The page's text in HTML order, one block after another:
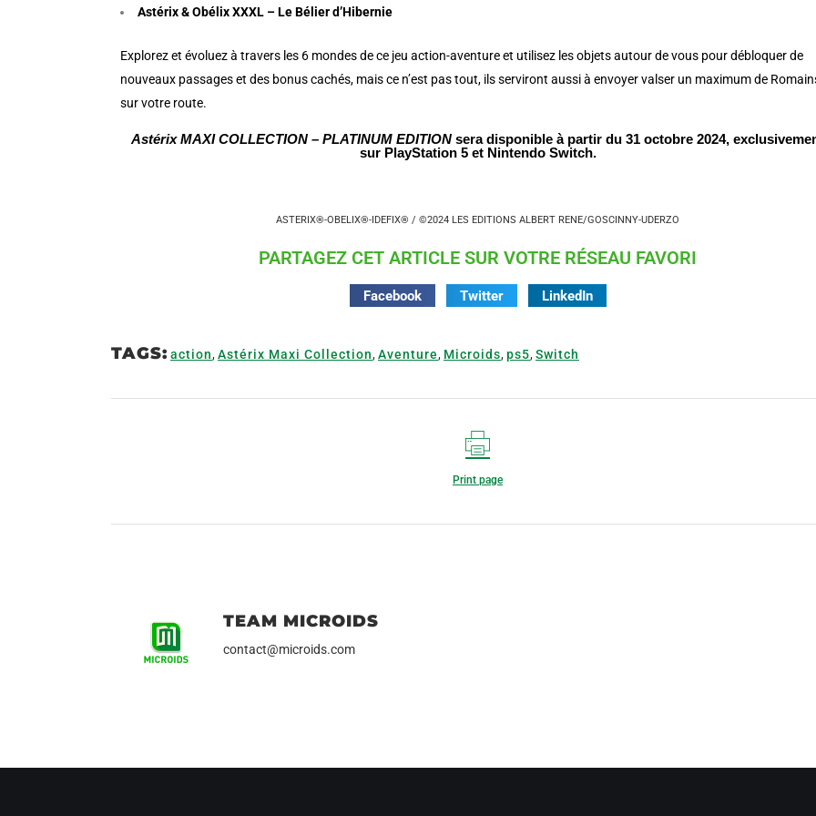
Astérix & Obélix XXXL – Le Bélier d’Hibernie
Explorez et évoluez à travers les 6 mondes de ce jeu action-aventure et utilisez les objets autour de vous pour débloquer de
nouveaux passages et des bonus cachés, mais ce n’est pas tout, ils serviront aussi à envoyer valser un maximum de
sur votre route.
Astérix MAXI COLLECTION – PLATINUM EDITION sera disponible à partir du 31 octobre 2024,
sur PlayStation 5 et Nintendo Switch.
ASTERIX®-OBELIX®-IDEFIX® / ©2024 LES EDITIONS ALBERT RENE/GOSCINNY-UDERZO
PARTAGEZ CET ARTICLE SUR VOTRE RÉSEAU FAVORI
Facebook Twitter LinkedIn
TAGS: action, Astérix Maxi Collection, Aventure, Microids, ps5, Switch
Print page
TEAM MICROIDS
contact@microids.com